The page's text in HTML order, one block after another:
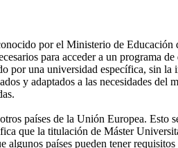
por el Ministerio de
para acceder a un programa
por una universidad específica, sin
y adaptados a las necesidades
países de la Unión Europea. Esto
que la titulación de Máster
países pueden tener